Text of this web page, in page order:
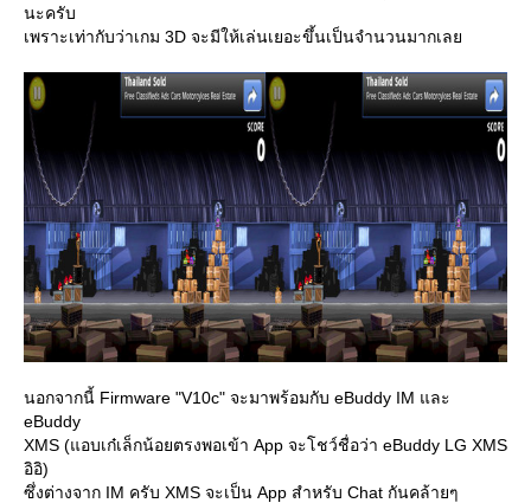
นะครับ
เพราะเท่ากับว่าเกม 3D จะมีให้เล่นเยอะขึ้นเป็นจำนวนมากเล
นอกจากนี้ Firmware "V10c" จะมาพร้อมกับ eBuddy IM และ
eBuddy
XMS (แอบเก๋เล็กน้อยตรงพอเข้า App จะโชว์ชื่อว่า eBuddy LG XMS
อิอิ)
ซึ่งต่างจาก IM ครับ XMS จะเป็น App สำหรับ Chat กันคล้ายๆ